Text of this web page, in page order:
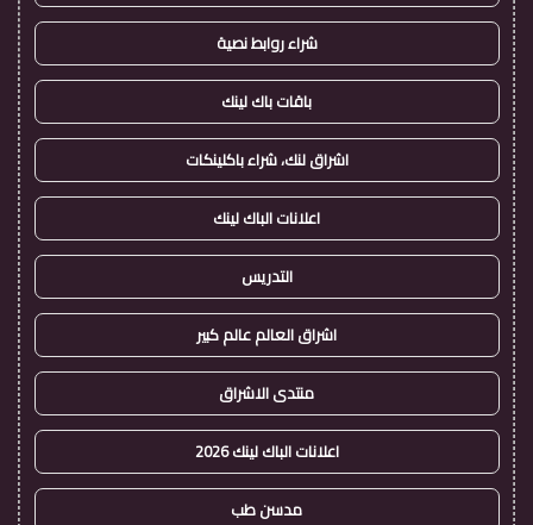
شراء روابط نصية
باقات باك لينك
اشراق لنك، شراء باكلينكات
اعلانات الباك لينك
التدريس
اشراق العالم عالم كبير
منتدى الاشراق
اعلانات الباك لينك 2026
مدسن طب